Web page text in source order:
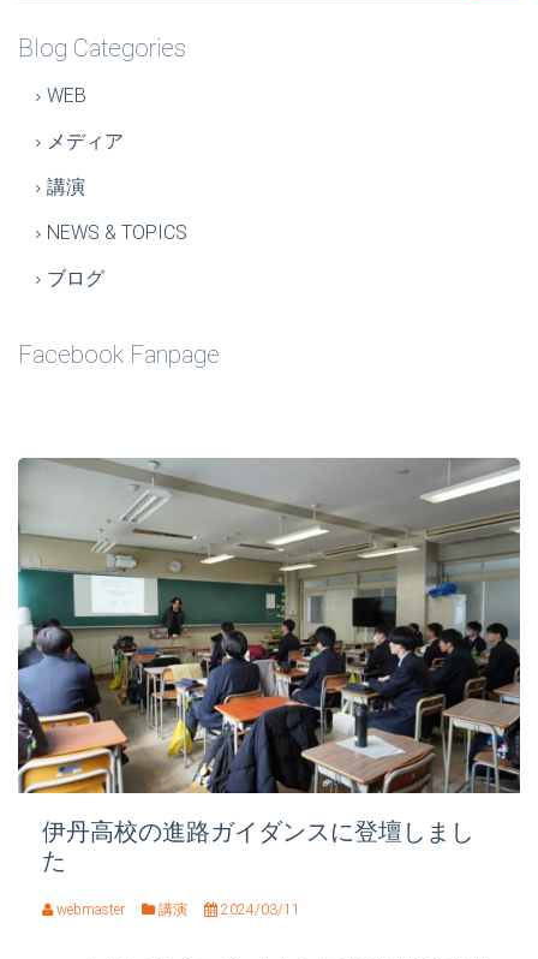
Blog Categories
WEB
メディア
講演
NEWS & TOPICS
ブログ
Facebook Fanpage
伊丹高校の進路ガイダンスに登壇しまし
た
webmaster 講演 2024/03/11